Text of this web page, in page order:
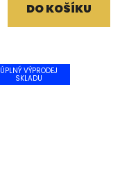
DO KOŠÍKU
ÚPLNÝ VÝPRODEJ
SKLADU